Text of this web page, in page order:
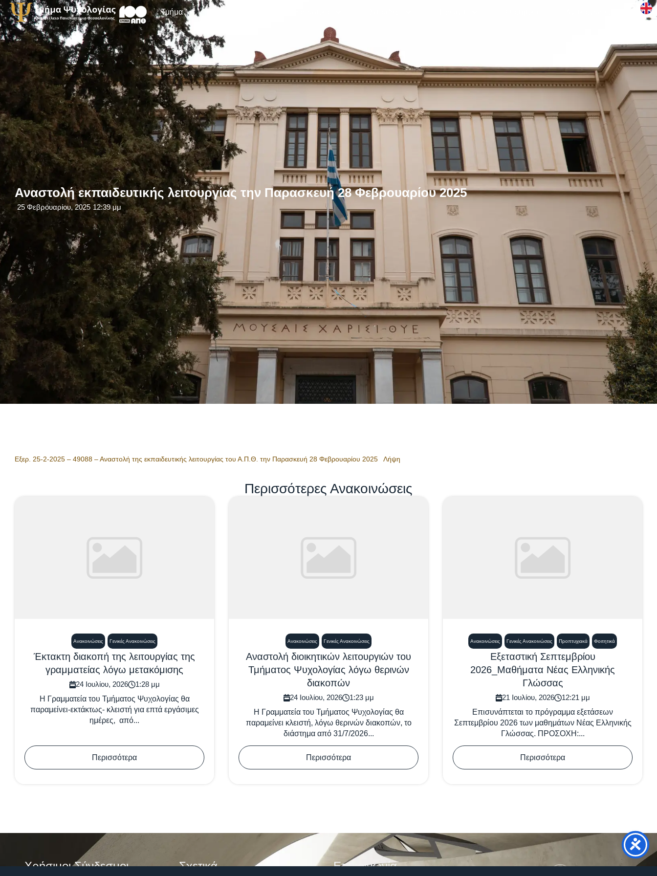
Τμήμα
Αναστολή εκπαιδευτικής λειτουργίας την Παρασκευή 28 Φεβρουαρίου 2025
25 Φεβρουαρίου, 2025 12:39 μμ
Εξερ. 25-2-2025 – 49088 – Αναστολή της εκπαιδευτικής λειτουργίας του Α.Π.Θ. την Παρασκευή 28 Φεβρουαρίου 2025 Λήψη
Περισσότερες Ανακοινώσεις
Ανακοινώσεις Γενικές Ανακοινώσεις
Έκτακτη διακοπή της λειτουργίας της
γραμματείας λόγω μετακόμισης
24 Ιουλίου, 2026
1:28 μμ
Η Γραμματεία του Τμήματος Ψυχολογίας θα
παραμείνει-εκτάκτως- κλειστή για επτά εργάσιμες
ημέρες, από...
Περισσότερα
Ανακοινώσεις Γενικές Ανακοινώσεις
Αναστολή διοικητικών λειτουργιών του
Τμήματος Ψυχολογίας λόγω θερινών
διακοπών
24 Ιουλίου, 2026
1:23 μμ
Η Γραμματεία του Τμήματος Ψυχολογίας θα
παραμείνει κλειστή, λόγω θερινών διακοπών, το
διάστημα από 31/7/2026...
Περισσότερα
Ανακοινώσεις Γενικές Ανακοινώσεις Προπτυχιακά Φοιτητικά
Εξεταστική Σεπτεμβρίου
2026_Μαθήματα Νέας Ελληνικής
Γλώσσας
21 Ιουλίου, 2026
12:21 μμ
Επισυνάπτεται το πρόγραμμα εξετάσεων
Σεπτεμβρίου 2026 των μαθημάτων Νέας Ελληνικής
Γλώσσας. ΠΡΟΣΟΧΗ:...
Περισσότερα
Χρήσιμοι Σύνδεσμοι Σχετικά Επικοινωνία